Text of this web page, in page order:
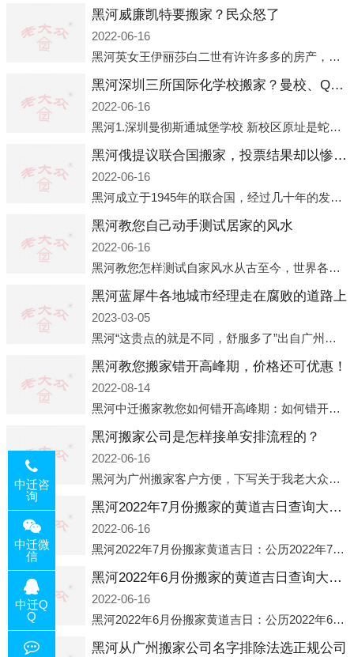
黑河威廉凯特要搬家？民众怒了
2022-06-16
黑河英女王伊丽莎白二世有许许多多的房产，遍布英国各地。而作为英女王的亲孙子、未来的英国国王，威廉王子自然也能享受到女王的房产。目前，威廉凯特以及三个孩子有两个经常居住的地点，一处是位于伦敦的肯辛顿宫，一处
黑河深圳三所国际化学校搬家？曼校、QSI、南山中英文搬走了
2022-06-16
黑河1.深圳曼彻斯通城堡学校 新校区原址是蛇口国际据悉，此次曼彻斯通城堡学校搬迁到蛇口新校区的开办与蛇口外籍人员子女学校（蛇口国际）有很大的关联。2021年，太子湾实验部就宣布在2022年正式并入蛇口外籍
黑河俄提议联合国搬家，投票结果却以惨败收场
2022-06-16
黑河成立于1945年的联合国，经过几十年的发展，如今拥有193个成员国。拥有如此众多会员国的联合国，可以说是世界上最具代表性的国际组织，也是世界上分量最重、有着较高话语权的国际组织。但以美国为首的西方国家
黑河教您自己动手测试居家的风水
2022-06-16
黑河教您怎样测试自家风水从古至今，世界各地的人们都在研究人在乾坤中的位置以及它们所形成的关系。通过探究季节转换、星象变化，并且在所观测到的自然规律的指导下，人们开始认识到居住在不同住宅中的人，其一生中的财
黑河蓝犀牛各地城市经理走在腐败的道路上
2023-03-05
黑河“这贵点的就是不同，舒服多了”出自广州运营邓经理的口中。2023年开年刚出来，三个司机（加盟蓝犀牛的个人队伍）便请广州经理去佛山娱乐场所大消费了一次，据知悉一晚消费达一万多，由三人平摊费用，燃鹅这样的
黑河教您搬家错开高峰期，价格还可优惠！
2022-08-14
黑河中迁搬家教您如何错开高峰期：如何错开高峰期搬家，中迁搬家做了一些电话数据统计和分析，发现市民中午2点左右访问网站的人是最多的，电话咨询是早上9点左右是最多的，预约搬家周六和周日是最多的，网上QQ微
黑河搬家公司是怎样接单安排流程的？
2022-06-16
黑河为广州搬家客户方便，下写关于我老大众搬家公司接单的流程，九条给搬家朋友参考，了解搬家公司工序，免去搬家时的没有准备好的工作，给您及时快速的搬好家。一．电话咨询：专人接待客户电话咨询，初步了解客户搬 家
黑河2022年7月份搬家的黄道吉日查询大全一览表哪天适合搬家好日子
2022-06-16
黑河2022年7月份搬家黄道吉日：公历2022年7月6日 农历六月初八 星期三 冲虎(甲寅)公历2022年7月12日 农历六月十四 星期二 冲猴(庚申)公历2022年7月13日 农历六月十五 星期三 冲鸡
黑河2022年6月份搬家的黄道吉日查询大全一览表哪天适合搬家好日子
2022-06-16
黑河2022年6月份搬家黄道吉日：公历2022年6月1日 农历五月初三 星期三 冲兔(己卯)公历2022年6月4日 农历五月初六 星期六 冲马(壬午)公历2022年6月8日 农历五月初十 星期三 冲狗(丙
黑河从广州搬家公司名字排除法选正规公司
中迁咨
询
中迁微
信
中迁Q
Q